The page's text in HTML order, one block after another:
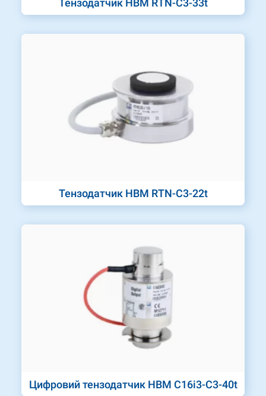
Тензодатчик HBM RTN-C3-33t
Тензодатчик HBM RTN-C3-22t
Цифровий тензодатчик HBM C16i3-C3-40t